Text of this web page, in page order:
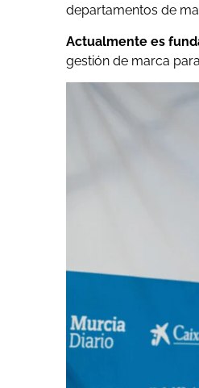
departamentos de
Actualmente es
gestión de marca